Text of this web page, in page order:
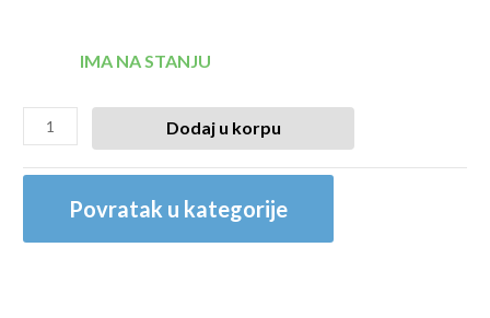
IMA NA STANJU
Dodaj u korpu
Povratak u kategorije